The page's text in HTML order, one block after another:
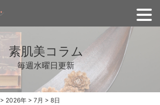
素肌美コラム
毎週水曜日更新
> 2026年> 7月 > 8日